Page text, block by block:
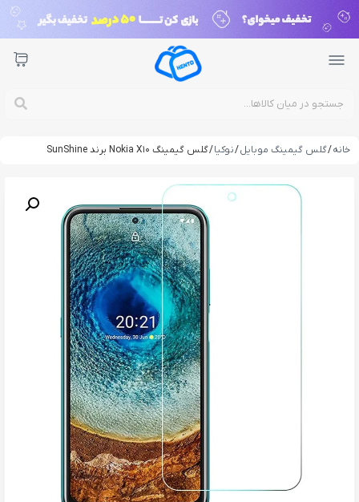
خانه/گلس گیمینگ موبایل/نوکیا/ گلس گیمینگ Nokia X10 برند SunShine